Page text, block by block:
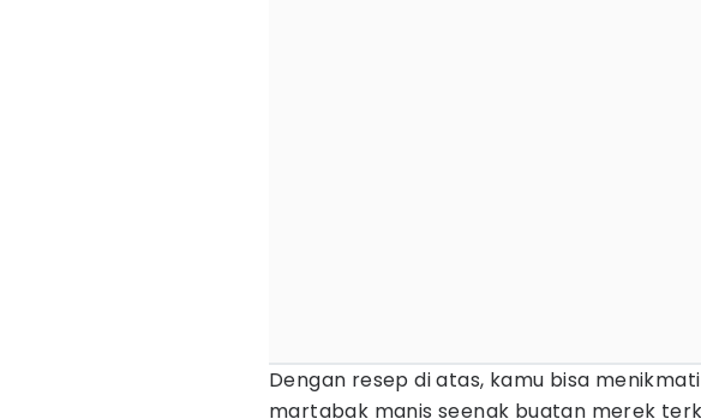
Dengan resep di atas, kamu bisa
martabak manis seenak buatan merek